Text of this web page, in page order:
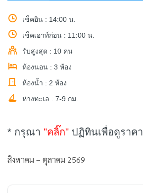
เช็คอิน : 14:00 น.
เช็คเอาท์ก่อน : 11:00 น.
รับสูงสุด : 10 คน
ห้องนอน : 3 ห้อง
ห้องน้ำ : 2 ห้อง
ห่างทะเล : 7-9 กม.
* กรุณา "คลิ๊ก" ปฏิทินเพื่อดูราคา
สิงหาคม – ตุลาคม 2569